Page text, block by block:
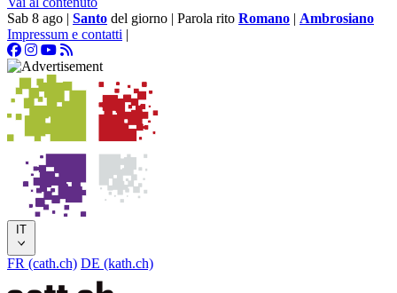
Sab 8 ago | Santo del giorno | Parola rito Romano | Ambrosiano
Impressum e contatti |
IT
FR (cath.ch) DE (kath.ch)